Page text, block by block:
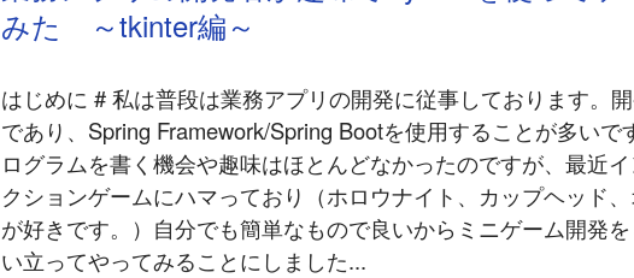
みた ～tkinter編～
はじめに # 私は普段は業務アプリの開発に従事しております。
であり、Spring Framework/Spring Bootを使用することが多いで
ログラムを書く機会や趣味はほとんどなかったのですが、最近
クションゲームにハマっており（ホロウナイト、カップヘッド
が好きです。）自分でも簡単なもので良いからミニゲーム開発
い立ってやってみることにしました...